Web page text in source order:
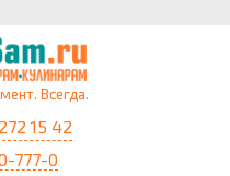
Всегда.
15 42
777-0